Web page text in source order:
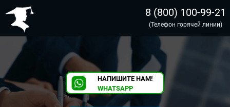
8 (800) 100-99-21
(Телефон горячей линии)
НАПИШИТЕ НАМ!
WHATSAPP